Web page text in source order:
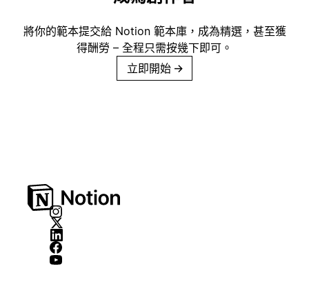
將你的範本提交給 Notion 範本庫，成為精選，甚至獲
得酬勞 – 全程只需按幾下即可。
立即開始 →